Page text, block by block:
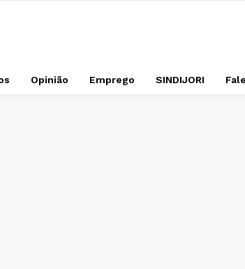
Opinião Emprego SINDIJORI